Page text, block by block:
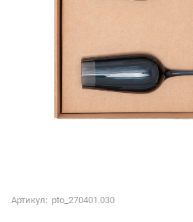
Артикул: pto_270401.030